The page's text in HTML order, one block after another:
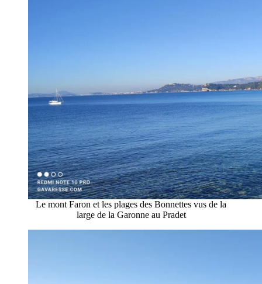
Le mont Faron et les plages des Bonnettes vus de la
large de la Garonne au Pradet